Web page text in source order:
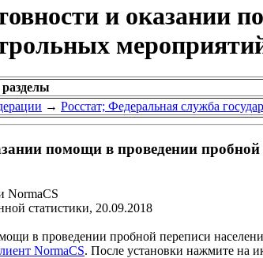
и оказании
→ Росстат; Федеральная служба
помощи в проведении
NormaCS
статистики, 20.09.2018
в проведении пробной переписи
NormaCS. После установки нажмите на